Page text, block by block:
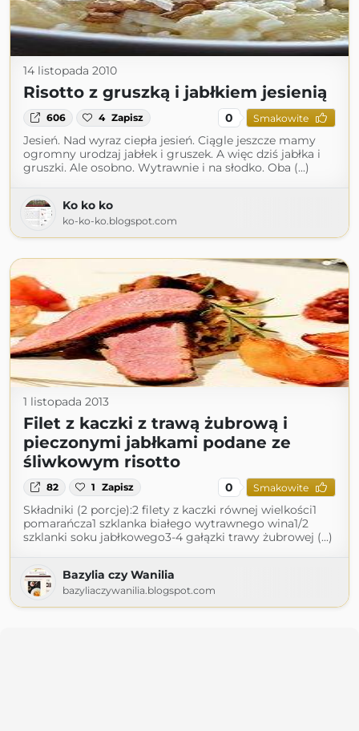
14 listopada 2010
Risotto z gruszką i jabłkiem jesienią
606 4 Zapisz 0 Smakowite
Jesień. Nad wyraz ciepła jesień. Ciągle jeszcze mamy
ogromny urodzaj jabłek i gruszek. A więc dziś jabłka i
gruszki. Ale osobno. Wytrawnie i na słodko. Oba (...)
Ko ko ko
ko-ko-ko.blogspot.com
1 listopada 2013
Filet z kaczki z trawą żubrową i
pieczonymi jabłkami podane ze
śliwkowym risotto
82 1 Zapisz 0 Smakowite
Składniki (2 porcje):2 filety z kaczki równej wielkości1
pomarańcza1 szklanka białego wytrawnego wina1/2
szklanki soku jabłkowego3-4 gałązki trawy żubrowej (...)
Bazylia czy Wanilia
bazyliaczywanilia.blogspot.com